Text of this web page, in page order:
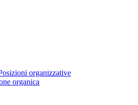
organizzative
organica